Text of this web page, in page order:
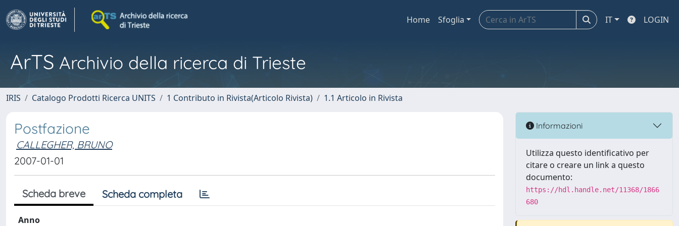
Home Sfoglia IT LOGIN
ArTS Archivio della ricerca di Trieste
IRIS Catalogo Prodotti Ricerca UNITS 1 Contributo in Rivista(Articolo Rivista) 1.1 Articolo in Rivista
Postfazione
CALLEGHER, BRUNO
2007-01-01
Scheda breve Scheda completa
Anno
Informazioni
Utilizza questo identificativo per
citare o creare un link a questo
documento:
https://hdl.handle.net/11368/1866
680